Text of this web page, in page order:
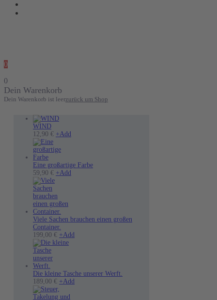
0
0
Dein Warenkorb
Dein Warenkorb ist leerzurück um Shop
WIND
12,90 € +Add
Eine großartige Farbe
59,90 € +Add
Die
können
werden
Viele Sachen brauchen einen großen
Container.
199,00 € +Add
Die kleine Tasche unserer Werft.
189,00 € +Add